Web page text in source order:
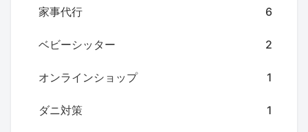
家事代行 6
ベビーシッター 2
オンラインショップ 1
ダニ対策 1